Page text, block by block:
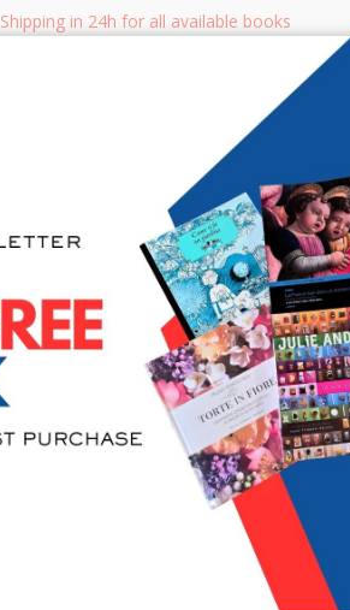
Shipping in 24h for all available books
FOR CHILDREN & YOUNG ADULTS